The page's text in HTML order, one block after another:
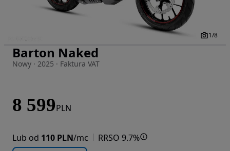
Zdjęcie 1 z 8
1/8
Barton Naked
Nowy · 2025 · Faktura VAT
8 599PLN
Lub od 110 PLN/mc RRSO 9.7%